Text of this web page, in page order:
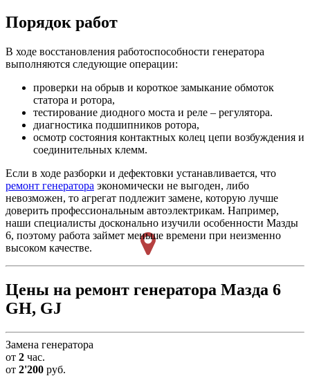
Порядок работ
В ходе восстановления работоспособности генератора
выполняются следующие операции:
проверки на обрыв и короткое замыкание обмоток
статора и ротора,
тестирование диодного моста и реле – регулятора.
диагностика подшипников ротора,
осмотр состояния контактных колец цепи возбуждения и
соединительных клемм.
Если в ходе разборки и дефектовки устанавливается, что
ремонт генератора экономически не выгоден, либо
невозможен, то агрегат подлежит замене, которую лучше
доверить профессиональным автоэлектрикам. Например,
наши специалисты досконально изучили особенности Мазды
6, поэтому работа займет меньше времени при неизменно
высоком качестве.
Цены на ремонт генератора Мазда 6
GH, GJ
Замена генератора
от 2 час.
от 2'200 руб.